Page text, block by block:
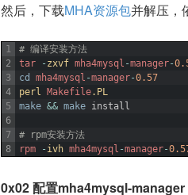
然后，下载MHA资源包并解压，
1
2
3
4
5
6
7
8
# 编译安装方法
tar
-zxvf mha4mysql -manager-
cd
mha4mysql -manager-0.57
perl Makefile.PL
make && make install
# rpm安装方法
rpm
-ivh mha4mysql -manager-
0x02 配置mha4mysql-manager